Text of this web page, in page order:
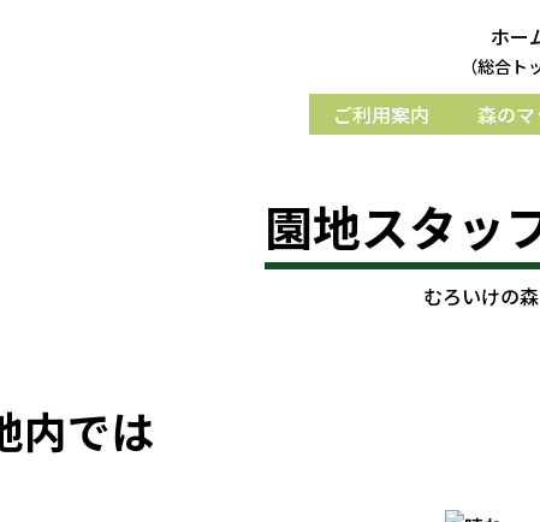
ホー
（総合ト
ご利用案内 森の
園地スタッ
むろいけの森
内では